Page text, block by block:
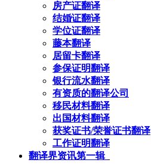
房产证翻译
结婚证翻译
学位证翻译
藤本翻译
居留卡翻译
参保证明翻译
银行流水翻译
有资质的翻译公司
移民材料翻译
出国材料翻译
获奖证书/荣誉证书翻译
工作证明翻译
翻译界资讯第一辑